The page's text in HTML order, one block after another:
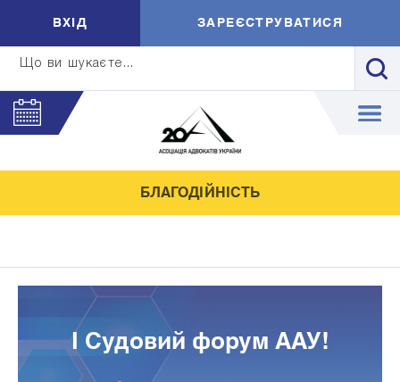
Що ви шукаєте...
ВXIД ЗАРЕЄСТРУВАТИСЯ
БЛАГОДІЙНІСТЬ
I Судовий форум ААУ!